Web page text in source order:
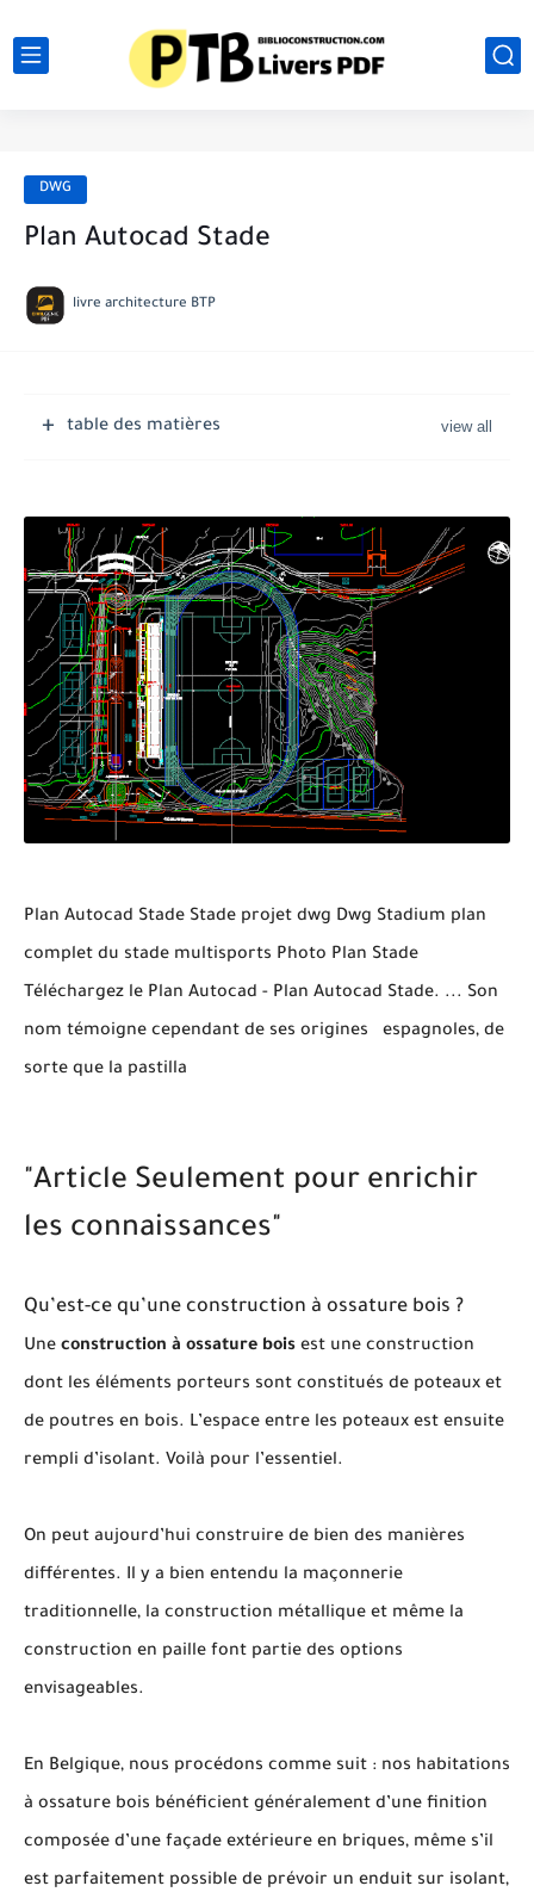
DWG
Plan Autocad Stade
livre architecture BTP
table des matières
Plan Autocad Stade Stade projet dwg Dwg Stadium plan
complet du stade multisports Photo Plan Stade
Téléchargez le Plan Autocad - Plan Autocad Stade. ... Son
nom témoigne cependant de ses origines espagnoles, de
sorte que la pastilla
"Article Seulement pour enrichir
les connaissances"
Qu’est-ce qu’une construction à ossature bois ?
Une construction à ossature bois est une construction
dont les éléments porteurs sont constitués de poteaux et
de poutres en bois. L’espace entre les poteaux est ensuite
rempli d’isolant. Voilà pour l’essentiel.
On peut aujourd’hui construire de bien des manières
différentes. Il y a bien entendu la maçonnerie
traditionnelle, la construction métallique et même la
construction en paille font partie des options
envisageables.
En Belgique, nous procédons comme suit : nos habitations
à ossature bois bénéficient généralement d’une finition
composée d’une façade extérieure en briques, même s’il
est parfaitement possible de prévoir un enduit sur isolant,